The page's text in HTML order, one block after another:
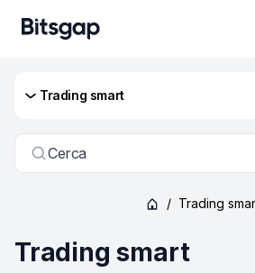
Trading smart
Cerca
/ Trading
Trading smart